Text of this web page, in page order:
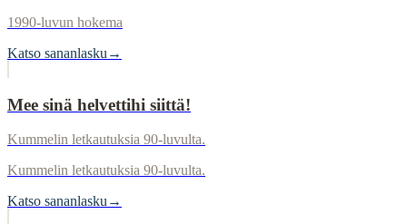
1990-luvun hokema
Katso sananlasku →
Mee sinä helvettihi siittä!
Kummelin letkautuksia 90-luvulta.
Kummelin letkautuksia 90-luvulta.
Katso sananlasku →